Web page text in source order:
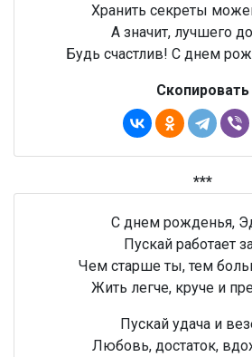
Хранить секреты
А значит, лучшего
Будь счастлив! С днем
Скопировать
***
С днем рожденья,
Пускай работает
Чем старше ты, тем
Жить легче, круче и
Пускай удача и
Любовь, достаток,